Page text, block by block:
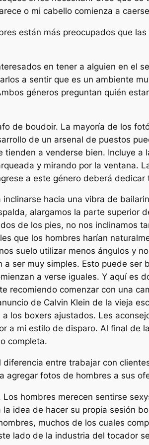
o mi cabello comienza a
están más preocupados que
​​en tener a alguien en el
a sentir que es un ambiente
géneros preguntan quién
de boudoir. La mayoría de los
de un arsenal de puestos
a venderse bien. Incluye
y mirando por la ventana.
a este género deberá
hacia una vibra de
alargamos la parte superior
de los pies, no nos inclinamos
que los hombres harían
suelo utilizar menos ángulos y
ser muy simples. Esto puede
a verse iguales. Y aquí es
recomiendo comenzar con una
de Calvin Klein de la vieja
los boxers ajustados. Les
a mi estilo de disparo. Al final de
completa.
entre trabajar con
agregar fotos de hombres a sus
hombres merecen sentirse
idea de hacer su propia sesión
muchos de los cuales
lado de la industria del tocador